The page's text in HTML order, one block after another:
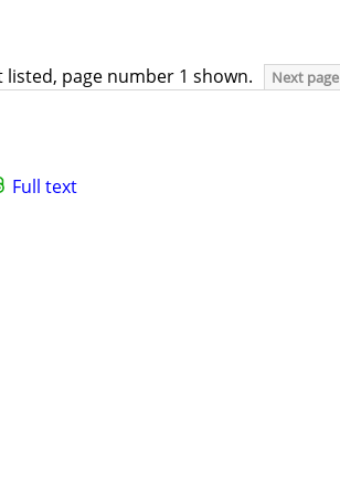
listed, page number 1 shown. Next page
Full text